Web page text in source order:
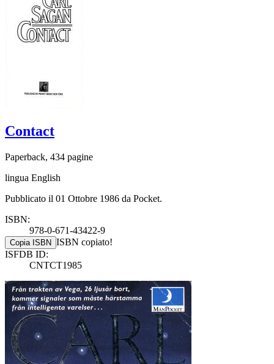
Contact
Paperback, 434 pagine
lingua English
Pubblicato il 01 Ottobre 1986 da Pocket.
ISBN:
978-0-671-43422-9
Copia ISBN ISBN copiato!
ISFDB ID:
CNTCT1985